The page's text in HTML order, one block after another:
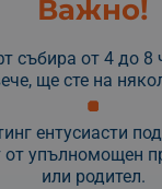
Важно!
събира от 4 до 8
ще сте на
ентусиасти
от упълномощен
или родител.